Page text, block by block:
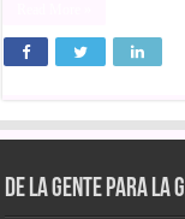
De la gente para la